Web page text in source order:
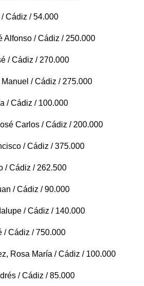
Cádiz / 54.000
Alfonso / Cádiz / 250.000
/ Cádiz / 270.000
/ Cádiz / 275.000
/ Cádiz / 100.000
Carlos / Cádiz / 200.000
/ Cádiz / 375.000
/ Cádiz / 262.500
/ Cádiz / 90.000
/ Cádiz / 140.000
/ Cádiz / 750.000
Rosa María / Cádiz / 100.000
/ Cádiz / 85.000